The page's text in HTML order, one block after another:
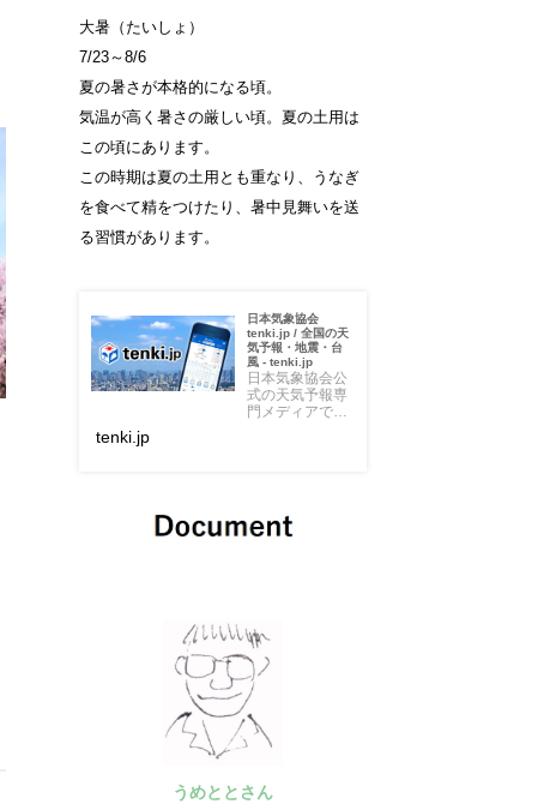
大暑（たいしょ）
7/23～8/6
夏の暑さが本格的になる頃。
気温が高く暑さの厳しい頃。夏の土用は
この頃にあります。
この時期は夏の土用とも重なり、うなぎ
を食べて精をつけたり、暑中見舞いを送
る習慣があります。
日本気象協会
tenki.jp / 全国の天
気予報・地震・台
風 - tenki.jp
日本気象協会公
式の天気予報専
門メディアで
津波などの...
tenki.jp
うめととさん